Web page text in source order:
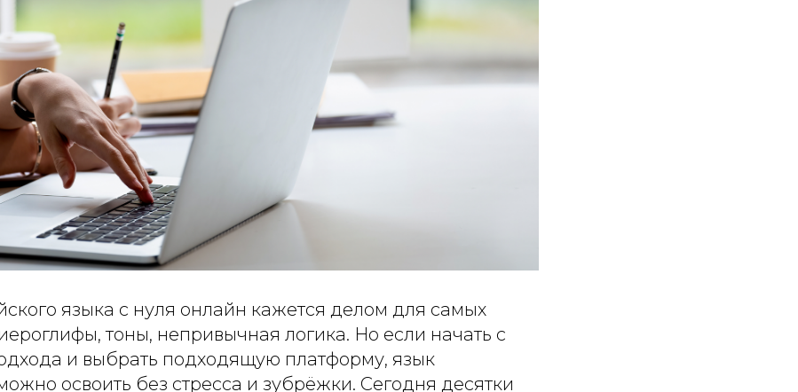
языка с нуля онлайн кажется делом для самых
тоны, непривычная логика. Но если начать с
и выбрать подходящую платформу, язык
освоить без стресса и зубрёжки. Сегодня десятки